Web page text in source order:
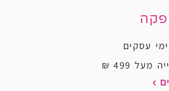
499 ₪
›